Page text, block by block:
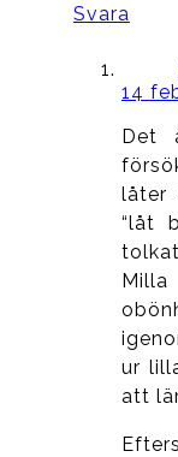
Svara
14
Det
låter
“låt
ur
att